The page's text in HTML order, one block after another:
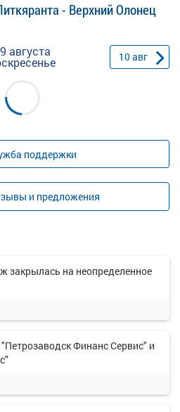
- Верхний Олонец
августа 10авг
поддержки
и предложения
закрылась на неопределенное
Финанс Сервис" и